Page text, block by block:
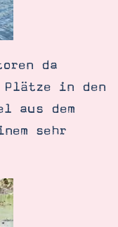
da
Plätze in den
aus dem
sehr